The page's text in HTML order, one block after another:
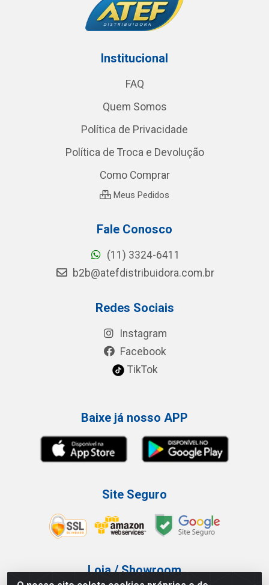
Institucional
FAQ
Quem Somos
Política de Privacidade
Política de Troca e Devolução
Como Comprar
Meus Pedidos
Fale Conosco
(11) 3324-6411
b2b@atefdistribuidora.com.br
Redes Sociais
Instagram
Facebook
TikTok
Baixe já nosso APP
Site Seguro
Loja / Showroom